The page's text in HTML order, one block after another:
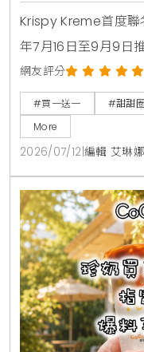
Krispy Kreme首度聯
年7月16日至9月9日
賣4款角色甜甜圈，
奶與柑橘可可，並同
盲盒公仔。7月16日
買minini禮盒送原味
惠。
網友評分
#買一送一 #甜甜
More
2026/07/12 編輯 艾琳